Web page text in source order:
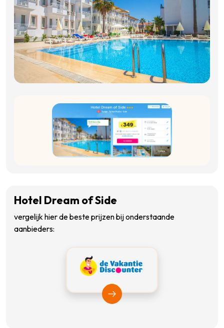
Hotel Dream of Side
vergelijk hier de beste prijzen bij onderstaande
aanbieders:
Bekijk Vakantiediscounter